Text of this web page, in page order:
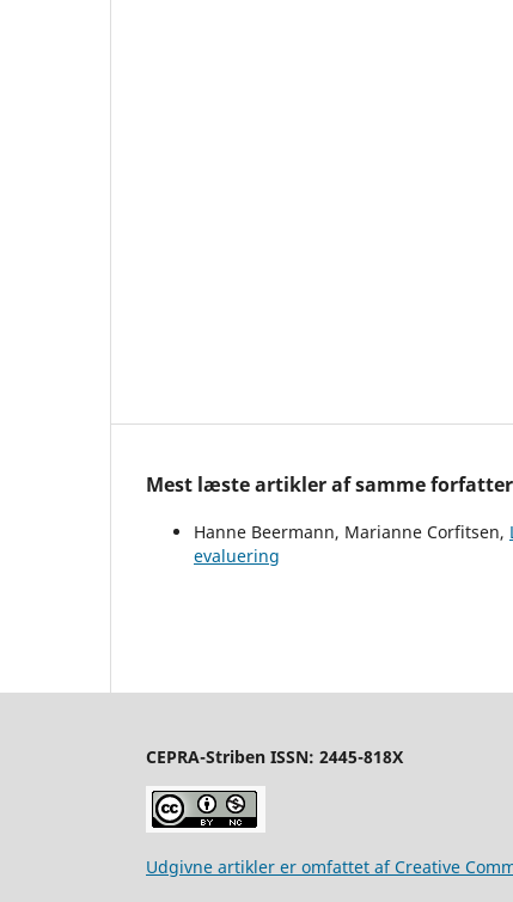
Mest læste artikler af samme
Hanne Beermann, Marianne Corfitsen,
evaluering
CEPRA-Striben ISSN: 2445-818X
Udgivne artikler er omfattet af Creative